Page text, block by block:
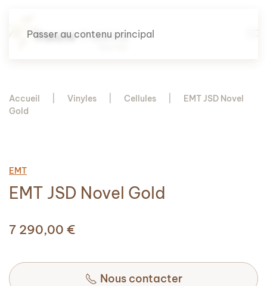
Passer au contenu principal
Accueil Vinyles Cellules
EMT JSD Novel
Gold
EMT
EMT JSD Novel Gold
7 290,00 €
Nous contacter